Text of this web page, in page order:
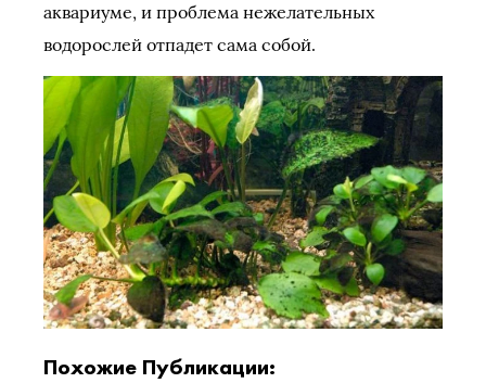
аквариуме, и проблема нежелательных
водорослей отпадет сама собой.
Похожие Публикации: